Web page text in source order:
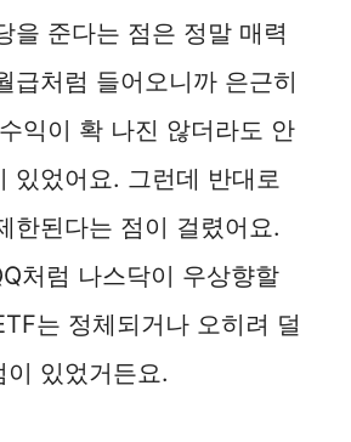
y
V
i
d
e
o
을 준다는 점은 정말 매력
급처럼 들어오니까 은근히
익이 확 나진 않더라도 안
있었어요. 그런데 반대로
한된다는 점이 걸렸어요.
처럼 나스닥이 우상향할
는 정체되거나 오히려 덜
있었거든요.